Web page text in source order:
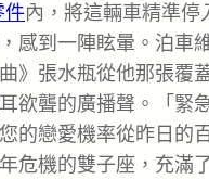
件內，將這輛車精準
感到一陣眩暈。泊車
》張水瓶從他那張覆
欲聾的廣播聲。「緊
的戀愛機率從昨日的
危機的雙子座，充滿